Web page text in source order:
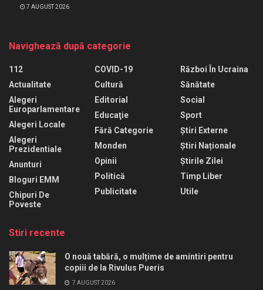
7 AUGUST 2026
Navighează după categorie
112
Actualitate
Alegeri
Europarlamentare
Alegeri Locale
Alegeri
Prezidentiale
Anunturi
Bloguri EMM
Chipuri De
Poveste
COVID-19
Cultură
Editorial
Educaţie
Fără Categorie
Monden
Opinii
Politică
Publicitate
Război În Ucraina
Sănătate
Social
Sport
Știri Externe
Știri Naționale
Știrile Zilei
Timp Liber
Utile
Stiri recente
O nouă tabără, o mulțime de amintiri pentru
copiii de la Rivulus Pueris
7 AUGUST 2026